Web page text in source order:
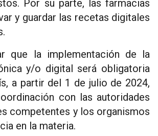
Por su parte, las farmacias
y guardar las recetas digitales
que la implementación de la
y/o digital será obligatoria
a partir del 1 de julio de 2024,
con las autoridades
competentes y los organismos
en la materia.